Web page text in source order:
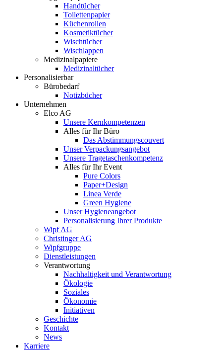
Handtücher
Toilettenpapier
Küchenrollen
Kosmetiktücher
Wischtücher
Wischlappen
Medizinalpapiere
Medizinaltücher
Personalisierbar
Bürobedarf
Notizbücher
Unternehmen
Elco AG
Unsere Kernkompetenzen
Alles für Ihr Büro
Das Abstimmungscouvert
Unser Verpackungsangebot
Unsere Tragetaschenkompetenz
Alles für Ihr Event
Pure Colors
Paper+Design
Linea Verde
Green Hygiene
Unser Hygieneangebot
Personalisierung Ihrer Produkte
Wipf AG
Christinger AG
Wipfgruppe
Dienstleistungen
Verantwortung
Nachhaltigkeit und Verantwortung
Ökologie
Soziales
Ökonomie
Initiativen
Geschichte
Kontakt
News
Karriere